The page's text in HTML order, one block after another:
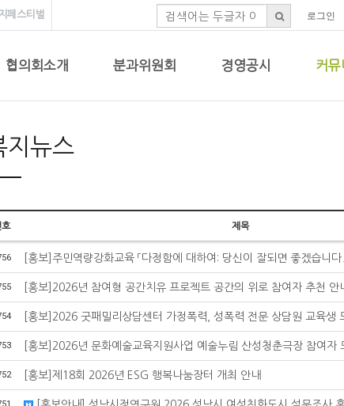
페스티벌 로그인
협의회소개 분과위원회 경영공시 커뮤
지뉴스
호 제목
[홍보]주민역량강화교육 「다정함에 대하여: 당신이 잘되면 좋겠습니다
[홍보]2026년 참여형 공간치유 프로젝트 공간의 위로 참여자 추천 안
[홍보]2026 굿패밀리상담센터 가정폭력, 성폭력 전문 상담원 교육생
[홍보]2026년 문화예술교육지원사업 예술누림 산성청춘극장 참여자
[홍보]제18회 2026년 ESG 행복나눔장터 개최 안내